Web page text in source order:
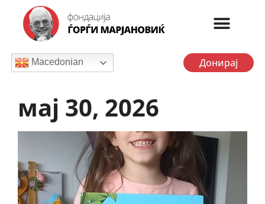
Macedonian Донирај
мај 30, 2026